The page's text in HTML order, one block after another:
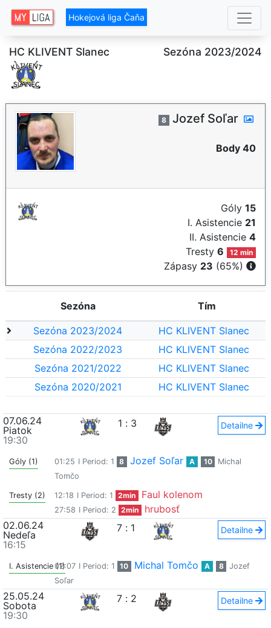
Hokejová liga Čaňa
HC KLIVENT Slanec Sezóna 2023/2024
8 Jozef Soľar
Body 40
Góly 15
I. Asistencie 21
II. Asistencie 4
Tresty6 12 min
Zápasy 23 (65%)
Sezóna Tím
Sezóna 2023/2024
HC KLIVENT Slanec
Sezóna 2022/2023
HC KLIVENT Slanec
Sezóna 2021/2022
HC KLIVENT Slanec
Sezóna 2020/2021
HC KLIVENT Slanec
07.06.24
Piatok
19:30
1 : 3 Detailne
Góly (1) 01:25 I Period: 1 8 Jozef Soľar A 10
Michal
Tomčo
Tresty (2) 12:18 I Period: 1 2min Faul kolenom
27:58 I Period: 2 2min
hrubosť
02.06.24
Nedeľa
16:15
7 : 1 Detailne
I. Asistencie (1)02:07 I Period: 1 10 Michal Tomčo A 8
Jozef
Soľar
25.05.24
Sobota
19:30
7 : 2 Detailne